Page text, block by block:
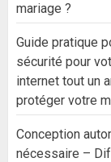
mariage ?
Guide pratique
sécurité pour
internet tout un
protéger votre
Conception
nécessaire –